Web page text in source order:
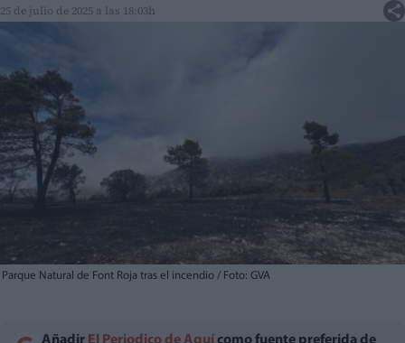
25 de julio de 2025 a las 18:03h
Parque Natural de Font Roja tras el incendio / Foto: GVA